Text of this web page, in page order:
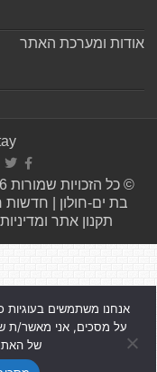
אודות ומערכת האתר
© כל הזכויות שמורות 2026, אונו-ניוז.
בת ים-חולון
חדשות
תקנון אתר
אנחנו משתמשים בעוגיות
על מסכים, אני מאשר/ת
של